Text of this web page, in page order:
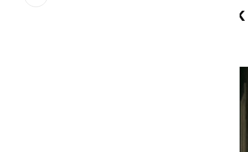
Ayrılmak mı,